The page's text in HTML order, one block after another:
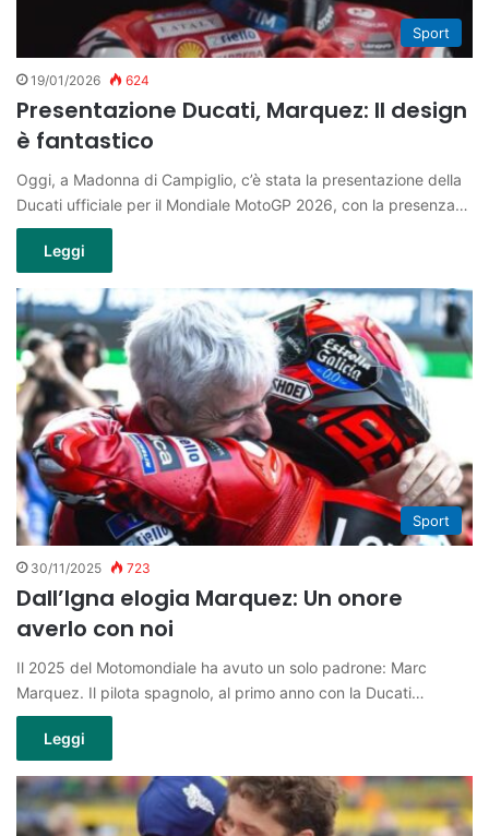
Sport
19/01/2026 624
Presentazione Ducati, Marquez: Il design
è fantastico
Oggi, a Madonna di Campiglio, c’è stata la presentazione della
Ducati ufficiale per il Mondiale MotoGP 2026, con la presenza…
Leggi
Sport
30/11/2025 723
Dall’Igna elogia Marquez: Un onore
averlo con noi
Il 2025 del Motomondiale ha avuto un solo padrone: Marc
Marquez. Il pilota spagnolo, al primo anno con la Ducati…
Leggi